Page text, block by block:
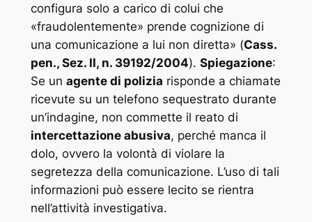
configura solo a carico di colui che
«fraudolentemente» prende cognizione di
una comunicazione a lui non diretta» (Cass.
pen., Sez. II, n. 39192/2004). Spiegazione:
Se un agente di polizia risponde a chiamate
ricevute su un telefono sequestrato durante
un’indagine, non commette il reato di
intercettazione abusiva, perché manca il
dolo, ovvero la volontà di violare la
segretezza della comunicazione. L’uso di tali
informazioni può essere lecito se rientra
nell’attività investigativa.